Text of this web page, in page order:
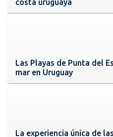
costa uruguaya
Las Playas de Punta del
mar en Uruguay
La experiencia única de